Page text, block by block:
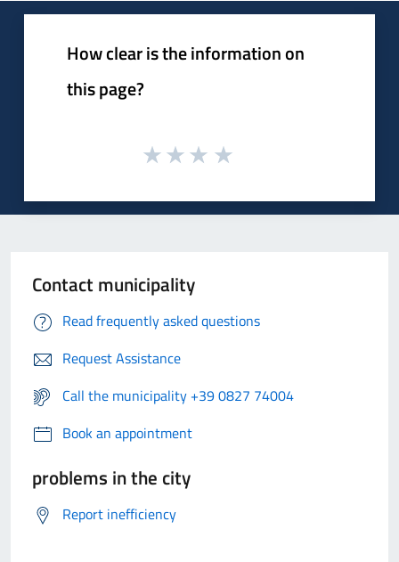
How clear is the information on
this page?
Contact municipality
Read frequently asked questions
Request Assistance
Call the municipality +39 0827 74004
Book an appointment
problems in the city
Report inefficiency